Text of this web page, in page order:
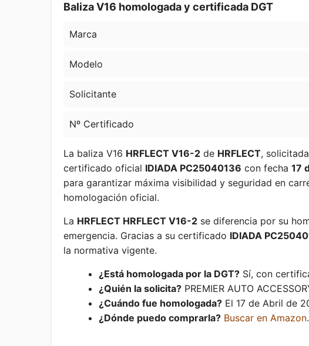
Baliza V16 homologada y certificada DGT
Marca
Modelo
Solicitante
Nº Certificado
La baliza V16 HRFLECT V16-2 de HRFLECT,
certificado oficial IDIADA PC25040136 con fecha 17
para garantizar máxima visibilidad y seguridad en
homologación oficial.
La HRFLECT HRFLECT V16-2 se diferencia por su
emergencia. Gracias a su certificado IDIADA
la normativa vigente.
¿Está homologada por la DGT? Sí, con
¿Quién la solicita? PREMIER AUTO
¿Cuándo fue homologada? El 17 de Abril de
¿Dónde puedo comprarla? Buscar en Amazon.